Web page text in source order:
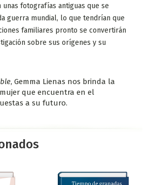
fotografías antiguas que se
guerra mundial, lo que tendrían que
familiares pronto se convertirán
sobre sus orígenes y su
, Gemma Lienas nos brinda la
que encuentra en el
a su futuro.